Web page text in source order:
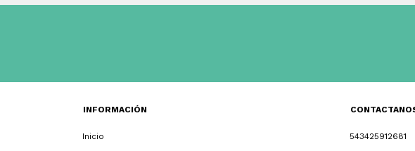
INFORMACIÓN
Inicio 543425912681